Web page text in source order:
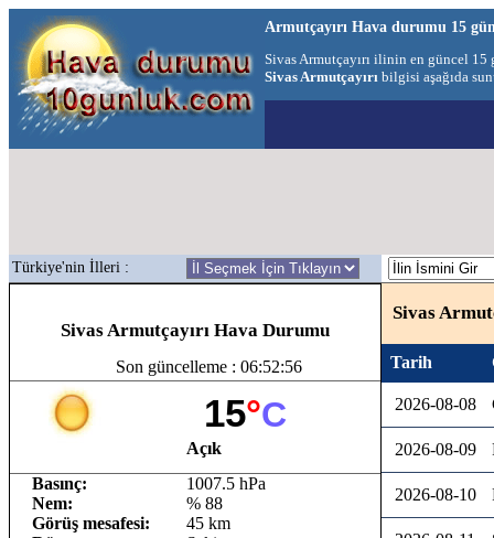
Armutçayırı Hava durumu 15
Sivas Armutçayırı ilinin en güncel
Sivas Armutçayırı bilgisi aşağıda
Türkiye'nin İlleri :
Sivas Armutçayırı Hava Durumu
Son güncelleme : 06:52:56
15°C
Açık
Basınç:
1007.5 hPa
Nem:
% 88
Görüş mesafesi:
45 km
Sivas
Tarih
2026-08-08
2026-08-09
2026-08-10